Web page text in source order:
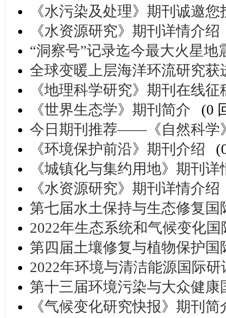
《水污染及处理》期刊诚邀您
《水资源研究》期刊详情介绍
“洞察号”记录迄今最大火星地
全球变暖上层海洋环流研究获
《地理科学研究》期刊在线征
《世界生态学》期刊简介
(0
今日期刊推荐——《自然科学
《环境保护前沿》期刊介绍
《城镇化与集约用地》期刊详
《水资源研究》期刊详情介绍
第七届水土保持与生态修复国
2022年生态系统和气候变化国
第四届土壤修复与植物保护国
2022年环境与清洁能源国际研
第十三届环境污染与大众健康
《气候变化研究快报》期刊简